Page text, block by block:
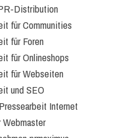
Distribution
für Communities
für Foren
für Onlineshops
für Webseiten
und SEO
Internet